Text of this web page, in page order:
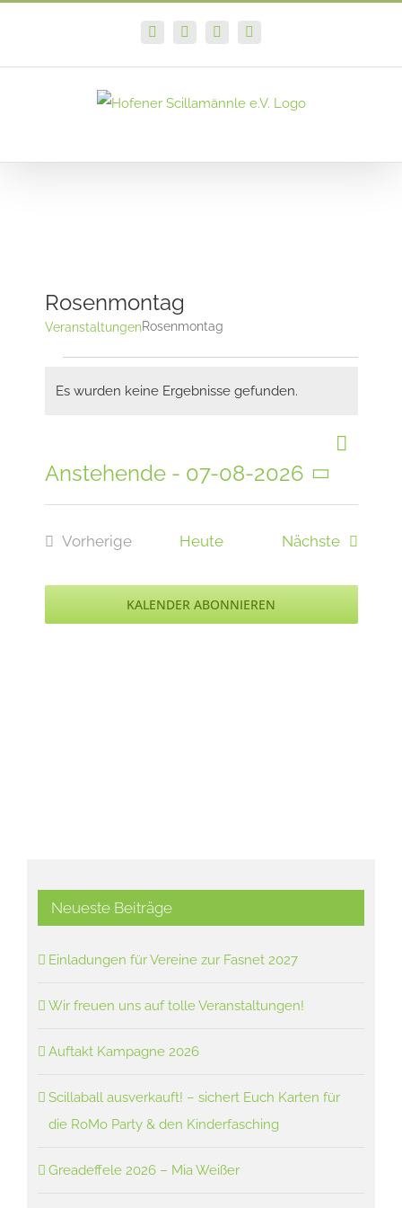
springen
FacebookInstagram
E-
PayPal
Rosenmontag
VeranstaltungenRosenmontag
Veranstaltungen
Es wurden keine Ergebnisse gefunden.
Liste
Anstehende - 07-08-2026
Datum
Vorherige
Heute Nächste
KALENDER ABONNIEREN
Neueste Beiträge
Einladungen für Vereine zur Fasnet 2027
Wir freuen uns auf tolle Veranstaltungen!
Auftakt Kampagne 2026
Scillaball ausverkauft! – sichert Euch Karten für
die RoMo Party & den Kinderfasching
Greadeffele 2026 – Mia Weißer